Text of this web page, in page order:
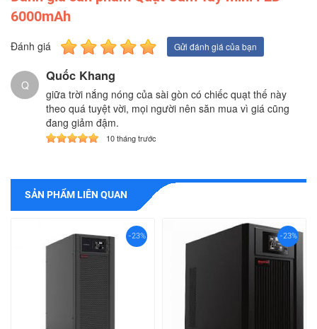
6000mAh
Đánh giá Gửi đánh giá của bạn
Q
Quốc Khang
giữa trời nắng nóng của sài gòn có chiếc quạt thế này
theo quá tuyệt vời, mọi người nên săn mua vì giá cũng
đang giảm đậm.
10 tháng trước
SẢN PHẨM LIÊN QUAN
-23% -23%